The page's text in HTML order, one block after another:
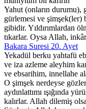
Yahut (onların durumu),
gürlemesi ve
gibidir. Yıldırımlardan
tıkarlar. Oysa Allah,
Bakara Suresi 20. Ayet
Yekadül berku yahtafü
ve iza azleme aleyhim
ve ebsarihim, innellahe
O şimşek nerdeyse
aydınlattımı ışığında
kalırlar. Allah dilemiş